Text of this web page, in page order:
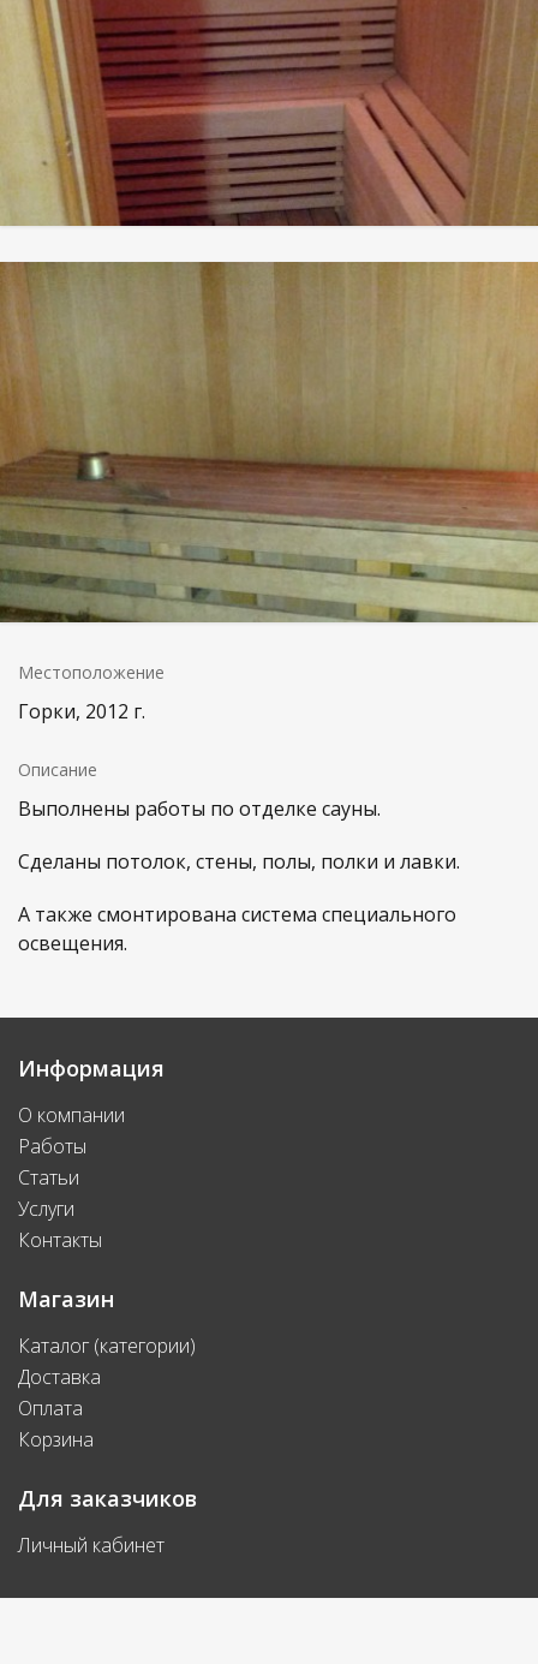
Местоположение
Горки, 2012 г.
Описание
Выполнены работы по отделке сауны.
Сделаны потолок, стены, полы, полки и лавки.
А также смонтирована система специального
освещения.
Информация
О компании
Работы
Статьи
Услуги
Контакты
Магазин
Каталог (категории)
Доставка
Оплата
Корзина
Для заказчиков
Личный кабинет